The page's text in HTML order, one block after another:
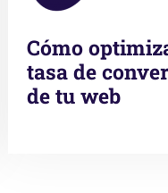
Cómo
tasa de
de tu web